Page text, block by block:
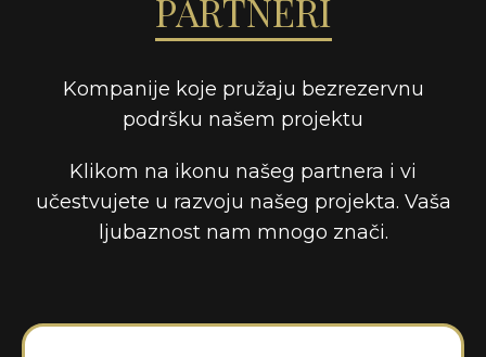
PARTNERI
Kompanije koje pružaju bezrezervnu
podršku našem projektu
Klikom na ikonu našeg partnera i vi
učestvujete u razvoju našeg projekta. Vaša
ljubaznost nam mnogo znači.